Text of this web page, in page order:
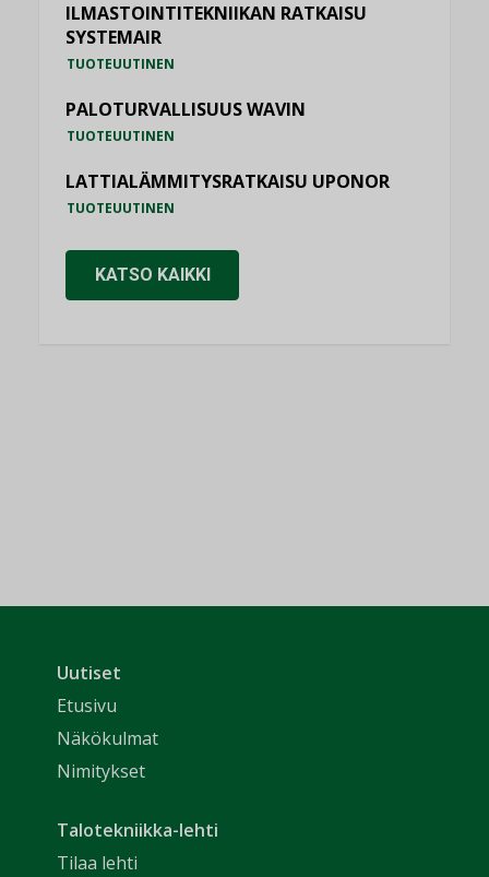
ILMASTOINTITEKNIIKAN RATKAISU
SYSTEMAIR
TUOTEUUTINEN
PALOTURVALLISUUS WAVIN
TUOTEUUTINEN
LATTIALÄMMITYSRATKAISU UPONOR
TUOTEUUTINEN
KATSO KAIKKI
Uutiset
Etusivu
Näkökulmat
Nimitykset
Talotekniikka-lehti
Tilaa lehti